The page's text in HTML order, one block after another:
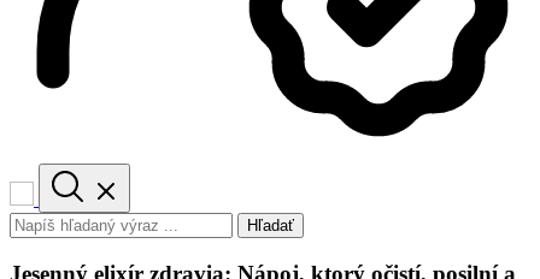
Hľadať
Jesenný elixír zdravia: Nápoj, ktorý očistí, posilní a